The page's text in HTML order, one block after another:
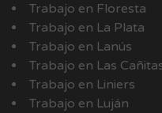
Trabajo en Floresta
Trabajo en La Plata
Trabajo en Lanús
Trabajo en Las
Trabajo en Liniers
Trabajo en Luján